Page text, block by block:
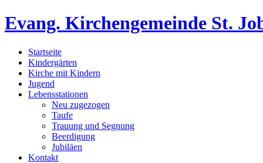
Evang. Kirchengemeinde St.
Startseite
Kindergärten
Kirche mit Kindern
Jugend
Lebensstationen
Neu zugezogen
Taufe
Trauung und Segnung
Beerdigung
Jubiläen
Kontakt